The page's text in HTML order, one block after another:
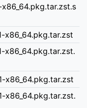
x86_64.pkg.tar.zst
x86_64.pkg.tar.zst.
x86_64.pkg.tar.zst
x86_64.pkg.tar.zst.